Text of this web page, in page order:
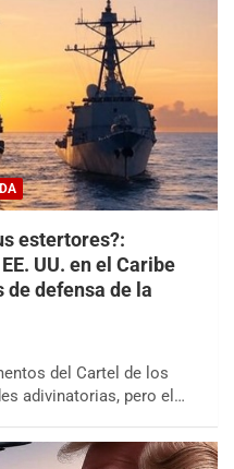
estertores?:
UU. en el Caribe
defensa de la
del Cartel de los
adivinatorias, pero el…